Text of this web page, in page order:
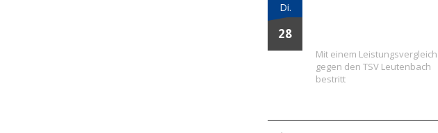
Di.
28
Mit einem Leistungsvergleich
gegen den TSV Leutenbach
bestritt